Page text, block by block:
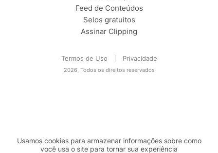
Feed de Conteúdos
Selos gratuitos
Assinar Clipping
Termos de Uso Privacidade
2026, Todos os direitos reservados
Usamos cookies para armazenar informações sobre como
você usa o site para tornar sua experiência